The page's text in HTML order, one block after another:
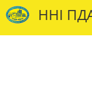
ННІ